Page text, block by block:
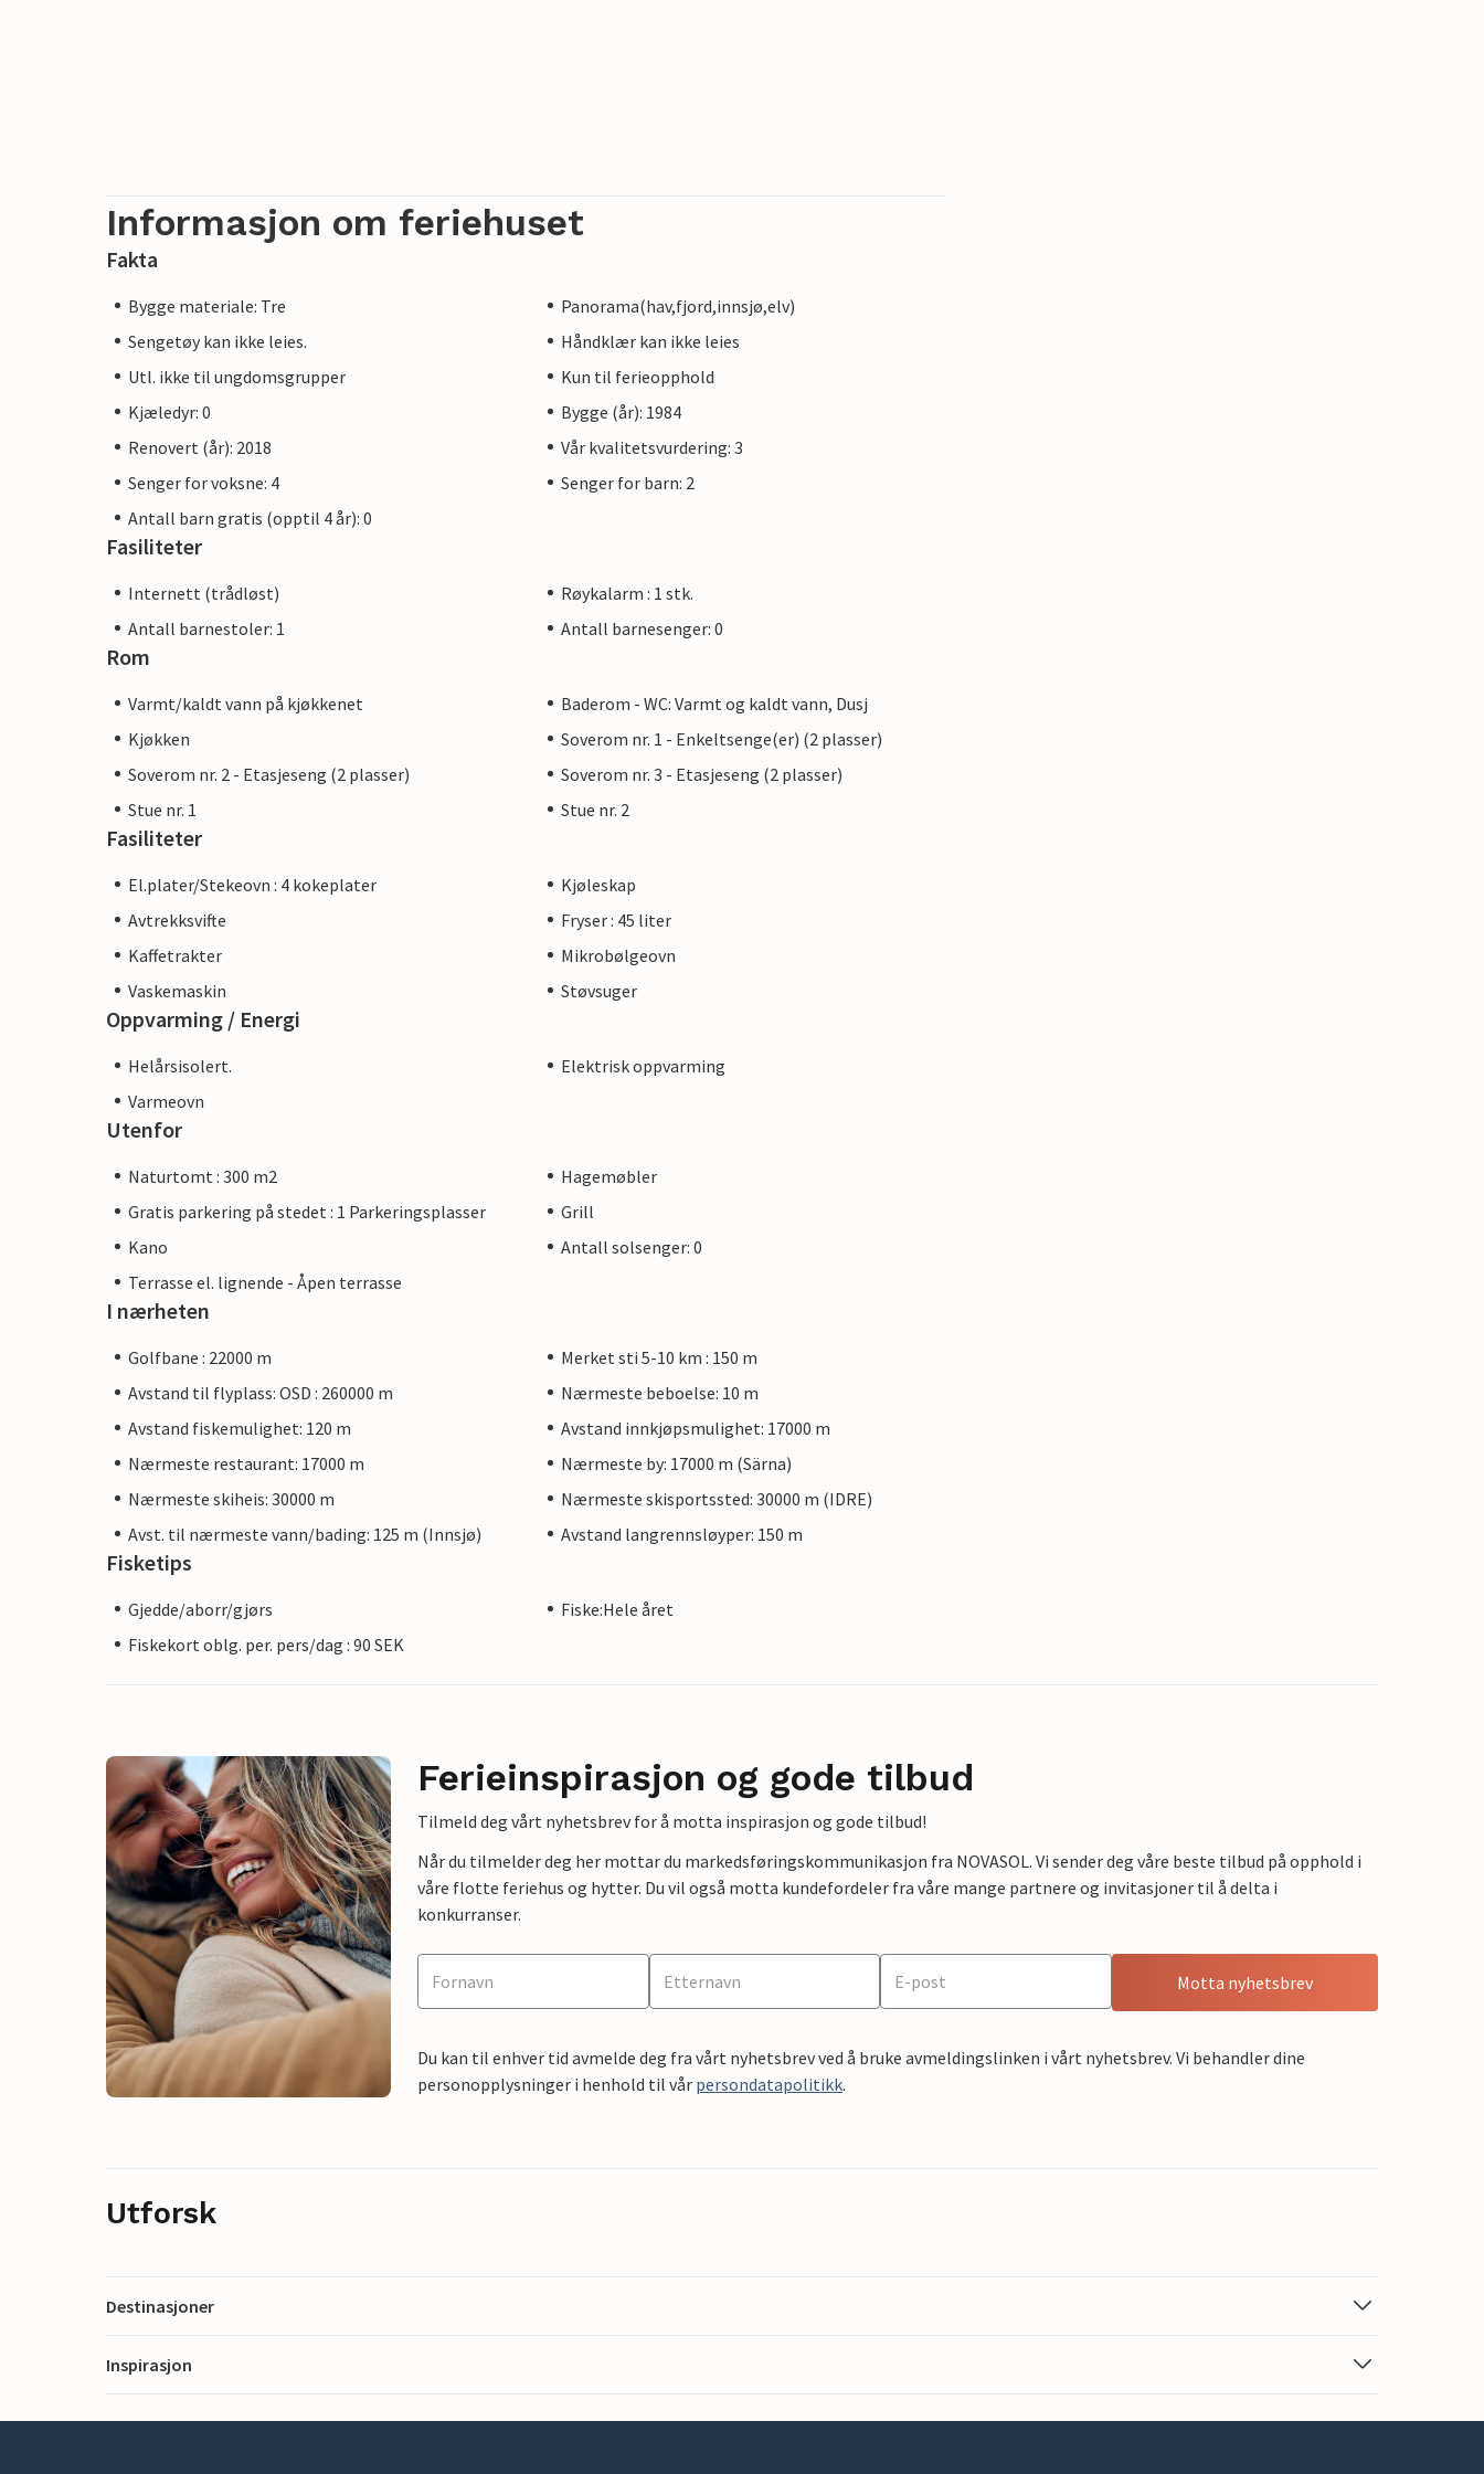
Informasjon om feriehuset
Fakta
Bygge materiale: Tre
Panorama(hav,fjord,innsjø,elv)
Sengetøy kan ikke leies.
Håndklær kan ikke leies
Utl. ikke til ungdomsgrupper
Kun til ferieopphold
Kjæledyr: 0
Bygge (år): 1984
Renovert (år): 2018
Vår kvalitetsvurdering: 3
Senger for voksne: 4
Senger for barn: 2
Antall barn gratis (opptil 4 år): 0
Fasiliteter
Internett (trådløst)
Røykalarm : 1 stk.
Antall barnestoler: 1
Antall barnesenger: 0
Rom
Varmt/kaldt vann på kjøkkenet
Baderom - WC: Varmt og kaldt vann, Dusj
Kjøkken
Soverom nr. 1 - Enkeltsenge(er) (2 plasser)
Soverom nr. 2 - Etasjeseng (2 plasser)
Soverom nr. 3 - Etasjeseng (2 plasser)
Stue nr. 1
Stue nr. 2
Fasiliteter
El.plater/Stekeovn : 4 kokeplater
Kjøleskap
Avtrekksvifte
Fryser : 45 liter
Kaffetrakter
Mikrobølgeovn
Vaskemaskin
Støvsuger
Oppvarming / Energi
Helårsisolert.
Elektrisk oppvarming
Varmeovn
Utenfor
Naturtomt : 300 m2
Hagemøbler
Gratis parkering på stedet : 1 Parkeringsplasser
Grill
Kano
Antall solsenger: 0
Terrasse el. lignende - Åpen terrasse
I nærheten
Golfbane : 22000 m
Merket sti 5-10 km : 150 m
Avstand til flyplass: OSD : 260000 m
Nærmeste beboelse: 10 m
Avstand fiskemulighet: 120 m
Avstand innkjøpsmulighet: 17000 m
Nærmeste restaurant: 17000 m
Nærmeste by: 17000 m (Särna)
Nærmeste skiheis: 30000 m
Nærmeste skisportssted: 30000 m (IDRE)
Avst. til nærmeste vann/bading: 125 m (Innsjø)
Avstand langrennsløyper: 150 m
Fisketips
Gjedde/aborr/gjørs
Fiske:Hele året
Fiskekort oblg. per. pers/dag : 90 SEK
Ferieinspirasjon og gode tilbud
Tilmeld deg vårt nyhetsbrev for å motta inspirasjon og gode tilbud!
Når du tilmelder deg her mottar du markedsføringskommunikasjon fra NOVASOL. Vi sender deg våre beste tilbud på opphold i
våre flotte feriehus og hytter. Du vil også motta kundefordeler fra våre mange partnere og invitasjoner til å delta i
konkurranser.
Motta nyhetsbrev
Du kan til enhver tid avmelde deg fra vårt nyhetsbrev ved å bruke avmeldingslinken i vårt nyhetsbrev. Vi behandler dine
personopplysninger i henhold til vår persondatapolitikk.
Utforsk
Destinasjoner
Inspirasjon